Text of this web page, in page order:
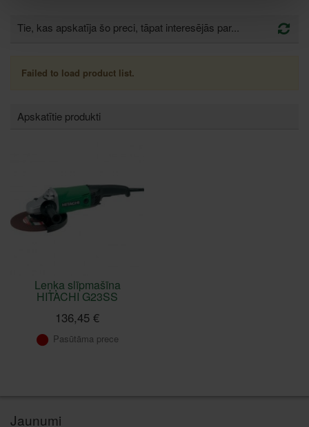
Tie, kas apskatīja šo preci, tāpat interesējās par...
Failed to load product list.
Apskatītie produkti
Leņķa slīpmašīna
HITACHI G23SS
136,45 €
Pasūtāma prece
Jaunumi